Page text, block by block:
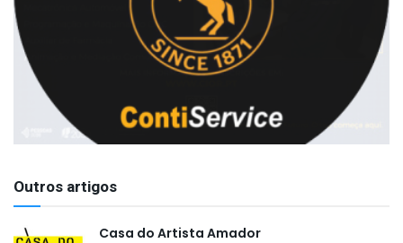
Outros artigos
Casa do Artista Amador